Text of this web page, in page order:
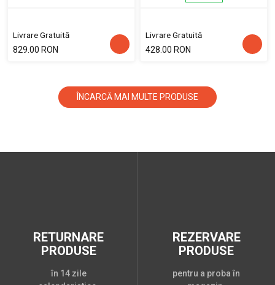
Livrare Gratuită
829.00 RON
Livrare Gratuită
428.00 RON
ÎNCARCĂ MAI MULTE PRODUSE
RETURNARE
PRODUSE
în 14 zile
REZERVARE
PRODUSE
pentru a proba în